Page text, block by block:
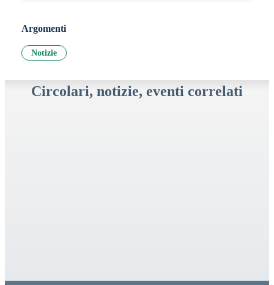
Argomenti
Notizie
Circolari, notizie, eventi correlati